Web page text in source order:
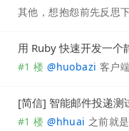
其他，想抱怨前先反思
用 Ruby 快速开发一个
#1 楼 @huobazi 客户
[简信] 智能邮件投递测
#1 楼 @hhuai 之前就